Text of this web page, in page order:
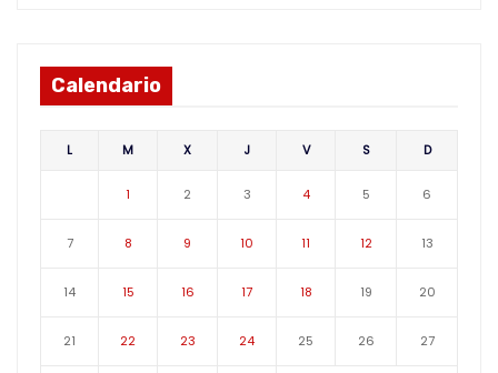
Calendario
L M X J V S D
1 2 3 4 5 6
7 8 9 10 11 12 13
14 15 16 17 18 19 20
21 22 23 24 25 26 27